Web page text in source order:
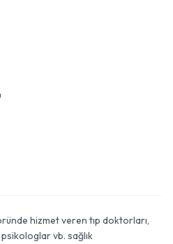
hizmet veren tıp doktorları,
vb. sağlık